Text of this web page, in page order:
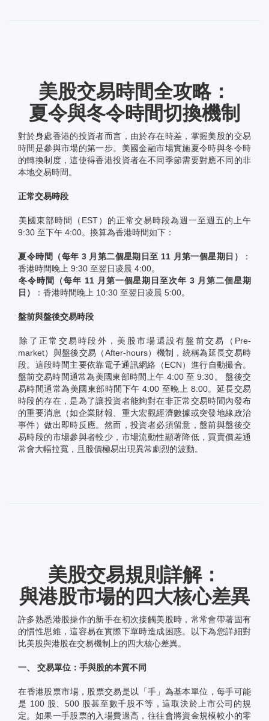
美股交易時間全攻略：
夏令與冬令時間切換機制
對於身處香港的投資者而言，由於存在時差，掌握美股的交易
時間是參與市場的第一步。美國金融市場實施夏令時與冬令時
的轉換制度，這使得香港投資者在不同季節需要對應不同的非
本地交易時間。
正常交易時段
美國東部時間（EST）的正常交易時段為週一至週五的上午
9:30 至下午 4:00。換算為香港時間如下：
夏令時間（每年 3 月第二個星期日至 11 月第一個星期日）
：
香港時間晚上 9:30 至翌日凌晨 4:00。
冬令時間（每年 11 月第一個星期日至次年 3 月第二個星期
日）
：香港時間晚上 10:30 至翌日凌晨 5:00。
盤前與盤後交易時段
除了正常交易時段外，美股市場還設有盤前交易（Pre-
market）與盤後交易（After-hours）機制，統稱為延長交易時
段。這段時間主要依靠電子通訊網絡（ECN）進行自動撮合。
盤前交易時間通常為美國東部時間上午 4:00 至 9:30。 盤後交
易時間通常為美國東部時間下午 4:00 至晚上 8:00。延長交易
時段的存在，是為了讓投資者能夠對在非正常交易時間內發布
的重要消息（如企業財報、重大宏觀經濟數據或突發地緣政治
事件）做出即時反應。然而，投資者必須留意，盤前與盤後交
易時段的市場參與者較少，市場流動性顯著降低，買賣價差通
常會大幅拉寬，且股價極易出現異常劇烈的波動。
美股交易規則詳解：
與港股市場的四大核心差異
許多熟悉港股操作的新手在初次接觸美股時，常常會帶著固有
的慣性思維，這容易在實際下單時造成困惑。以下為您詳細對
比美股與港股在交易機制上的四大核心差異。
一、 交易單位：手與股的本質不同
在香港股票市場，股票交易是以「手」為基本單位，每手可能
是 100 股、500 股甚至數千股不等，這取決於上市公司的規
定。如果一手股票的入場費過高，往往會將資金規模較小的零